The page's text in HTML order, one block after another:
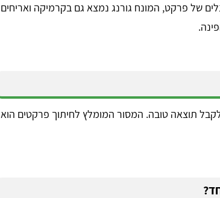
של 45 מעלות על מנת לחבר בין 2 פאנלים של פרקט, המונח גורנג נמצא גם בקרמיקה ואריחים
תוצאה טובה. המסור המומלץ לחיתוך פרקטים הוא